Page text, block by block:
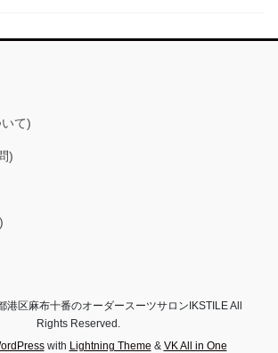
て)
)
区麻布十番のオーダースーツサロンIKSTILE All
Rights Reserved.
with Lightning Theme & VK All in One